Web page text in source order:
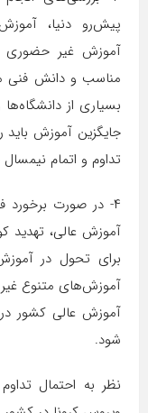
پیش‌رو دنیا،
آموزش غیر حضوری
مناسب و دانش فنی
بسیاری از
جایگزین آموزش باید
تداوم و اتمام
۴- در صورت برخورد
برای تحول در
آموزش‌های متنوع
آموزش عالی کشور در
شود.
نظر به احتمال